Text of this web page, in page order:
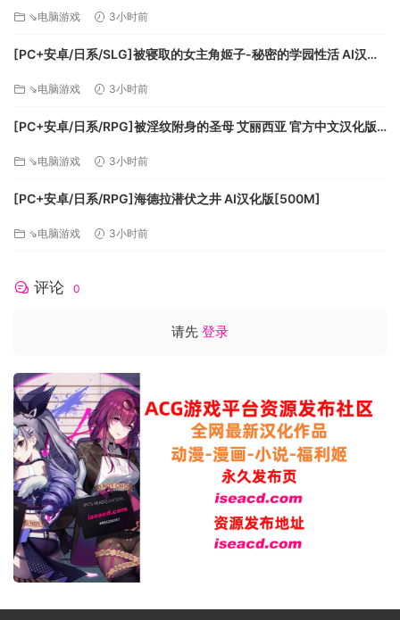
附加：建议用于合作社播放的宽带互联网连接。
推荐的：
其他要求：宽带互联网连接
⇘电脑游戏 3小时前
[PC+安卓/日系/SLG]被寝取的女主角姬子-秘密的学园性活 AI汉化
⇘电脑游戏 3小时前
[PC+安卓/日系/RPG]被淫纹附身的圣母 艾丽西亚 官方中文汉化版
⇘电脑游戏 3小时前
[PC+安卓/日系/RPG]海德拉潜伏之井 AI汉化版[500M]
⇘电脑游戏 3小时前
评论 0
请先 登录